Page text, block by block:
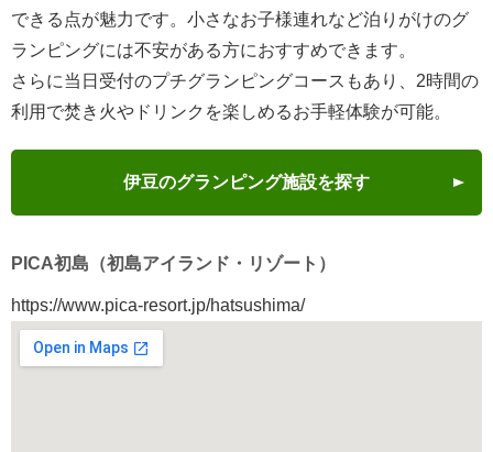
できる点が魅力です。小さなお子様連れなど泊りがけのグ
ランピングには不安がある方におすすめできます。
さらに当日受付のプチグランピングコースもあり、2時間の
利用で焚き火やドリンクを楽しめるお手軽体験が可能。
伊豆のグランピング施設を探す
PICA初島（初島アイランド・リゾート）
https://www.pica-resort.jp/hatsushima/